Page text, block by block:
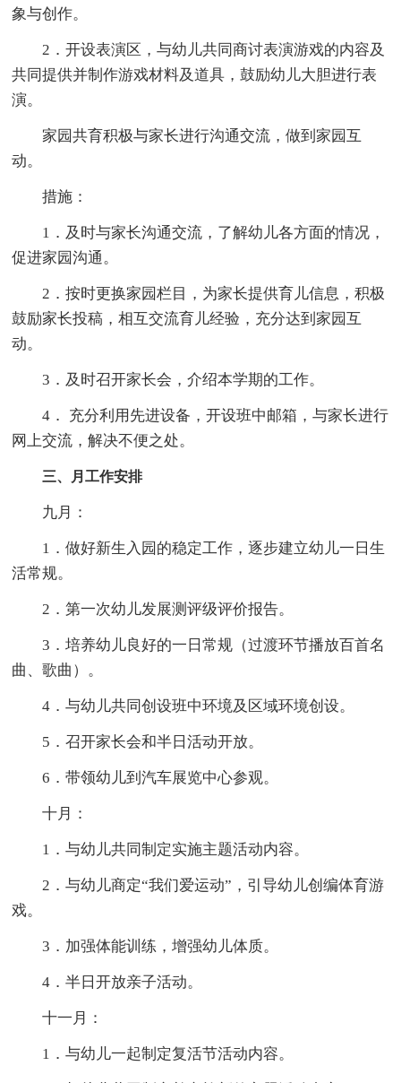
象与创作。
2．开设表演区，与幼儿共同商讨表演游戏的内容及
共同提供并制作游戏材料及道具，鼓励幼儿大胆进行表
演。
家园共育积极与家长进行沟通交流，做到家园互
动。
措施：
1．及时与家长沟通交流，了解幼儿各方面的情况，
促进家园沟通。
2．按时更换家园栏目，为家长提供育儿信息，积极
鼓励家长投稿，相互交流育儿经验，充分达到家园互
动。
3．及时召开家长会，介绍本学期的工作。
4． 充分利用先进设备，开设班中邮箱，与家长进行
网上交流，解决不便之处。
三、月工作安排
九月：
1．做好新生入园的稳定工作，逐步建立幼儿一日生
活常规。
2．第一次幼儿发展测评级评价报告。
3．培养幼儿良好的一日常规（过渡环节播放百首名
曲、歌曲）。
4．与幼儿共同创设班中环境及区域环境创设。
5．召开家长会和半日活动开放。
6．带领幼儿到汽车展览中心参观。
十月：
1．与幼儿共同制定实施主题活动内容。
2．与幼儿商定“我们爱运动”，引导幼儿创编体育游
戏。
3．加强体能训练，增强幼儿体质。
4．半日开放亲子活动。
十一月：
1．与幼儿一起制定复活节活动内容。